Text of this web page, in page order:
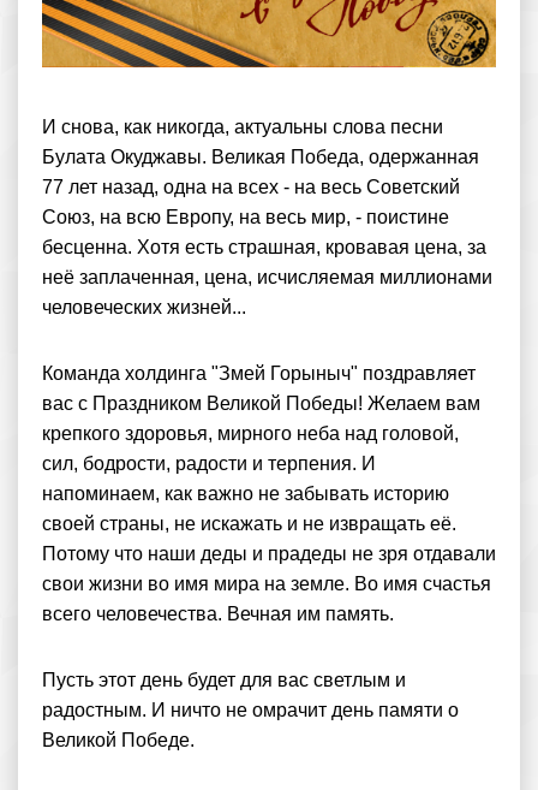
И снова, как никогда, актуальны слова песни
Булата Окуджавы. Великая Победа, одержанная
77 лет назад, одна на всех - на весь Советский
Союз, на всю Европу, на весь мир, - поистине
бесценна. Хотя есть страшная, кровавая цена, за
неё заплаченная, цена, исчисляемая миллионами
человеческих жизней...
Команда холдинга "Змей Горыныч" поздравляет
вас с Праздником Великой Победы! Желаем вам
крепкого здоровья, мирного неба над головой,
сил, бодрости, радости и терпения. И
напоминаем, как важно не забывать историю
своей страны, не искажать и не извращать её.
Потому что наши деды и прадеды не зря отдавали
свои жизни во имя мира на земле. Во имя счастья
всего человечества. Вечная им память.
Пусть этот день будет для вас светлым и
радостным. И ничто не омрачит день памяти о
Великой Победе.